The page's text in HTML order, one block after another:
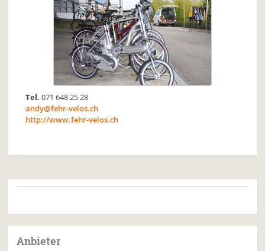
Tel. 071 648 25 28
andy@fehr-velos.ch
http://www.fehr-velos.ch
Anbieter